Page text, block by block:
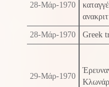
28-Μάρ-1970
28-Μάρ-1970 Greek
29-Μάρ-1970